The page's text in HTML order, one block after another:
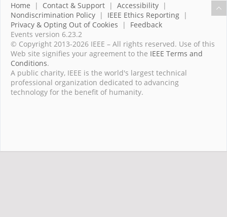
Home | Contact & Support | Accessibility |
Nondiscrimination Policy | IEEE Ethics Reporting |
Privacy & Opting Out of Cookies | Feedback
Events version 6.23.2
© Copyright 2013-2026 IEEE – All rights reserved. Use of this
Web site signifies your agreement to the IEEE Terms and
Conditions.
A public charity, IEEE is the world's largest technical
professional organization dedicated to advancing
technology for the benefit of humanity.